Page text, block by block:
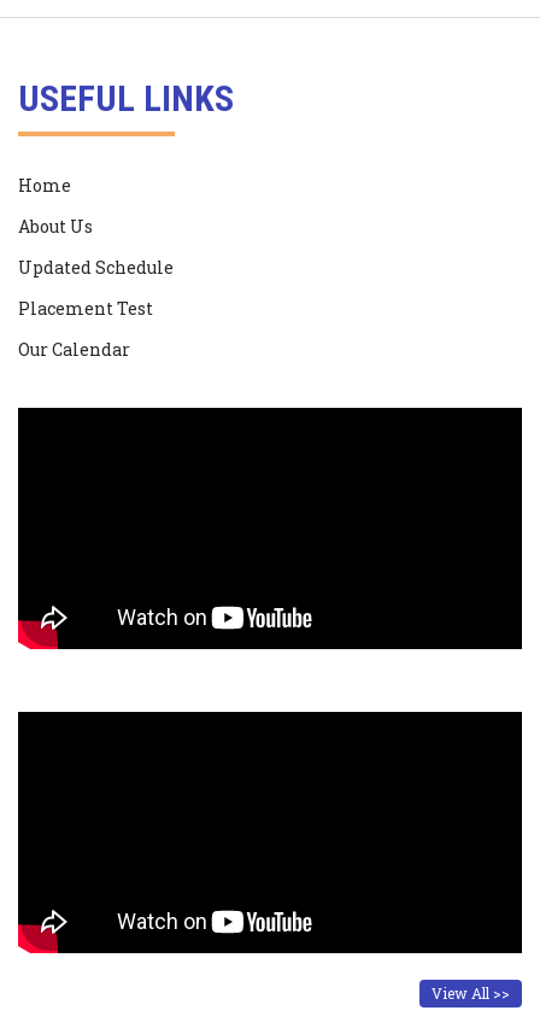
USEFUL LINKS
Home
About Us
Updated Schedule
Placement Test
Our Calendar
View All >>